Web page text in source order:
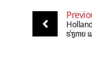
ຮ່າງກາຍ